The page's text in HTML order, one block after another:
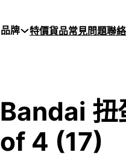
品牌 特價貨品常見問題聯
Bandai 扭
of 4 (17)